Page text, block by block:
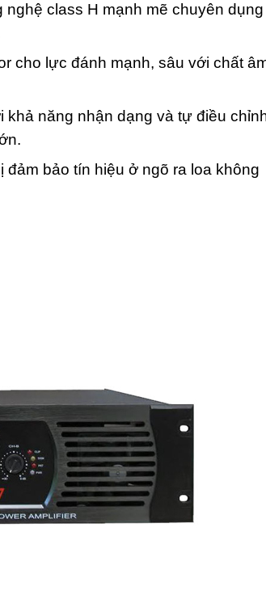
class H mạnh mẽ chuyên dụng
cho lực đánh mạnh, sâu với chất
khả năng nhận dạng và tự điều
bảo tín hiệu ở ngõ ra loa không